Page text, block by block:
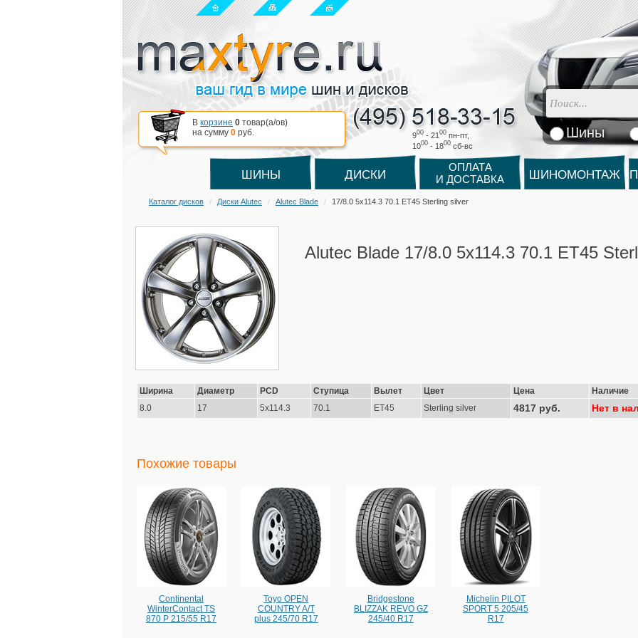
900 - 21 00 пн-пт,
1000 - 1800 cб-вс
Шины
В корзине 0 товар(a/ов)
на сумму 0 руб.
ШИНЫ ДИСКИ
ОПЛАТА
И ДОСТАВКА
ШИНОМОНТАЖ
Каталог дисков Диски Alutec Alutec Blade 17/8.0 5x114.3 70.1 ET45 Sterling silver
Alutec Blade 17/8.0 5x114.3 70.1 ET45
Ширина Диаметр PCD Ступица Вылет Цвет Цена
Наличие
8.0
17 5x114.3 70.1 ET45 Sterling silver 4817 руб. Нет в
Похожие товары
Continental
WinterContact TS
870 P 215/55 R17
Toyo OPEN
COUNTRY A/T
plus 245/70 R17
Bridgestone
BLIZZAK REVO GZ
245/40 R17
Michelin PILOT
SPORT 5 205/45
R17